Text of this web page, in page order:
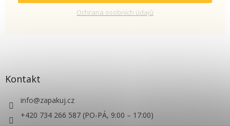
Ochrana osobních údajů
Kontakt
info@zapakuj.cz
+420 734 266 587 (PO-PÁ, 9:00 – 17:00)